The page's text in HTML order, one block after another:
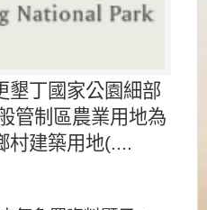
墾丁國家公園細部
管制區農業用地為
村建築用地(....